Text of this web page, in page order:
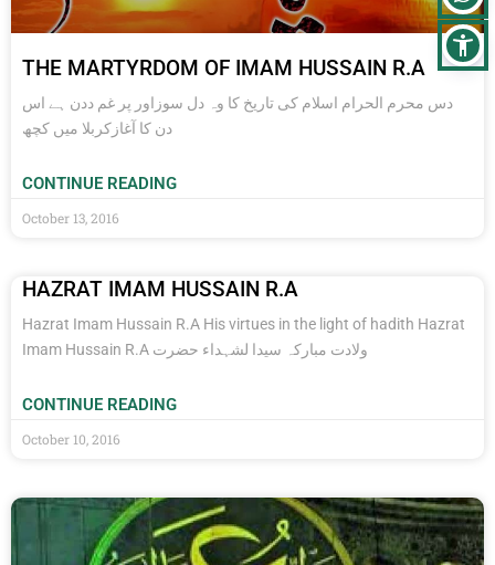
THE MARTYRDOM OF IMAM HUSSAIN R.A
دس محرم الحرام اسلام کی تاریخ کا وہ دل سوزاور پر غم ددن ہے اس
دن کا آغازکربلا میں کچھ
CONTINUE READING
October 13, 2016
HAZRAT IMAM HUSSAIN R.A
Hazrat Imam Hussain R.A His virtues in the light of hadith Hazrat
Imam Hussain R.A ولادت مبارکہ سیدا لشہداء حضرت
CONTINUE READING
October 10, 2016